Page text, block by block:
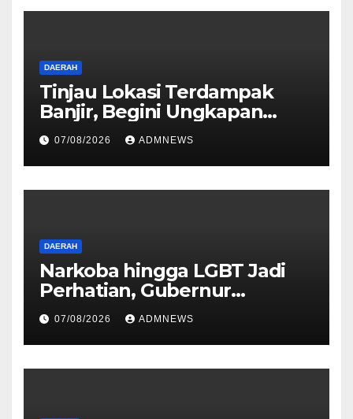
DAERAH
Tinjau Lokasi Terdampak
Banjir, Begini Ungkapan
Mahyeldi
07/08/2026 ADMNEWS
DAERAH
Narkoba hingga LGBT Jadi
Perhatian, Gubernur
Mahyeldi Perkuat Sinergi
07/08/2026 ADMNEWS